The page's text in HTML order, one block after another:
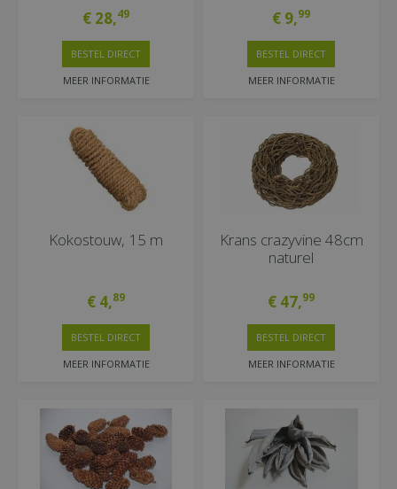
€ 28,49
MEER INFORMATIE
BESTEL DIRECT
€ 9,99
MEER INFORMATIE
BESTEL DIRECT
Kokostouw, 15 m
€ 4,89
MEER INFORMATIE
BESTEL DIRECT
Krans crazyvine 48cm
naturel
€ 47,99
MEER INFORMATIE
BESTEL DIRECT